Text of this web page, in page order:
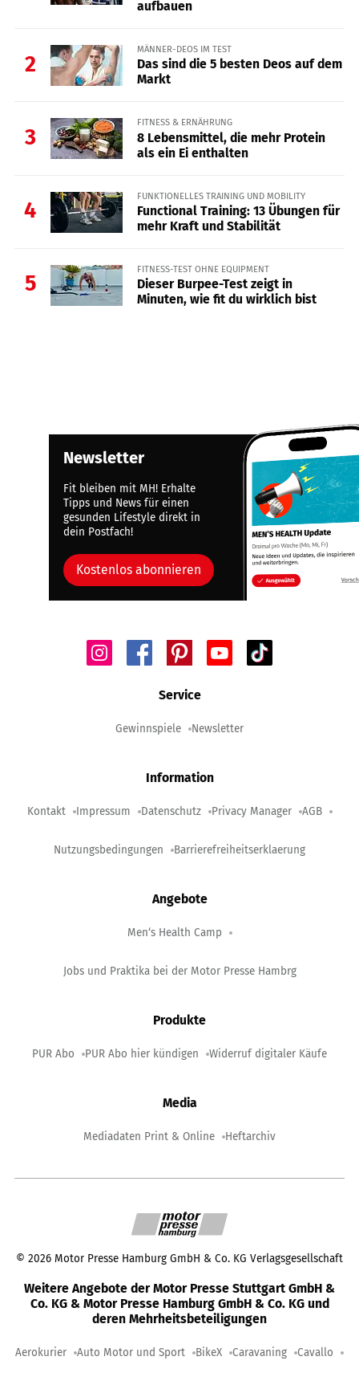
aufbauen
2
MÄNNER-DEOS IM TEST
Das sind die 5 besten Deos auf dem
Markt
3
FITNESS & ERNÄHRUNG
8 Lebensmittel, die mehr Protein
als ein Ei enthalten
4
FUNKTIONELLES TRAINING UND MOBILITY
Functional Training: 13 Übungen für
mehr Kraft und Stabilität
5
FITNESS-TEST OHNE EQUIPMENT
Dieser Burpee-Test zeigt in
Minuten, wie fit du wirklich bist
Newsletter
Fit bleiben mit MH! Erhalte
Tipps und News für einen
gesunden Lifestyle direkt in
dein Postfach!
Kostenlos abonnieren
Service
Gewinnspiele Newsletter
Information
Kontakt Impressum Datenschutz Privacy Manager AGB
Nutzungsbedingungen Barrierefreiheitserklaerung
Angebote
Men‘s Health Camp
Jobs und Praktika bei der Motor Presse Hambrg
Produkte
PUR Abo PUR Abo hier kündigen Widerruf digitaler Käufe
Media
Mediadaten Print & Online Heftarchiv
© 2026 Motor Presse Hamburg GmbH & Co. KG Verlagsgesellschaft
Weitere Angebote der Motor Presse Stuttgart GmbH &
Co. KG & Motor Presse Hamburg GmbH & Co. KG und
deren Mehrheitsbeteiligungen
Aerokurier Auto Motor und Sport BikeX Caravaning Cavallo